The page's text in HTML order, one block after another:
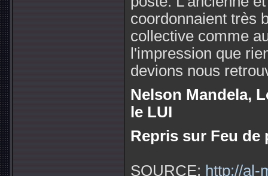
coordonnaient très
collective comme
l'impression que
devions nous
Nelson Mandela,
le LUI
Repris sur Feu de
SOURCE: http://al-